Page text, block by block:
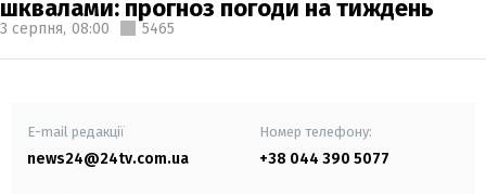
шквалами: прогноз погоди на тиждень
3 серпня, 08:00 5465
E-mail редакції
news24@24tv.com.ua
Номер телефону:
+38 044 390 5077